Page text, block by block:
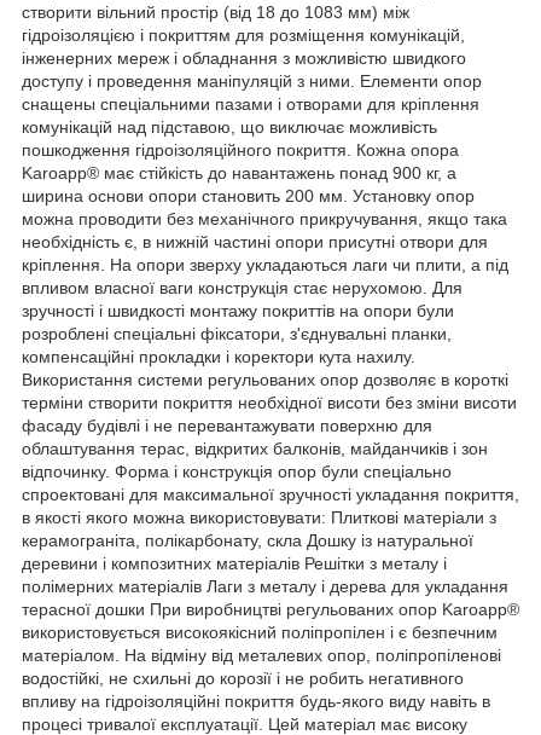
створити вільний простір (від 18 до 1083 мм) між
гідроізоляцією і покриттям для розміщення комунікацій,
інженерних мереж і обладнання з можливістю швидкого
доступу і проведення маніпуляцій з ними. Елементи опор
снащены спеціальними пазами і отворами для кріплення
комунікацій над підставою, що виключає можливість
пошкодження гідроізоляційного покриття. Кожна опора
Karoapp® має стійкість до навантажень понад 900 кг, а
ширина основи опори становить 200 мм. Установку опор
можна проводити без механічного прикручування, якщо така
необхідність є, в нижній частині опори присутні отвори для
кріплення. На опори зверху укладаються лаги чи плити, а під
впливом власної ваги конструкція стає нерухомою. Для
зручності і швидкості монтажу покриттів на опори були
розроблені спеціальні фіксатори, з'єднувальні планки,
компенсаційні прокладки і коректори кута нахилу.
Використання системи регульованих опор дозволяє в короткі
терміни створити покриття необхідної висоти без зміни висоти
фасаду будівлі і не перевантажувати поверхню для
облаштування терас, відкритих балконів, майданчиків і зон
відпочинку. Форма і конструкція опор були спеціально
спроектовані для максимальної зручності укладання покриття,
в якості якого можна використовувати: Плиткові матеріали з
керамограніта, полікарбонату, скла Дошку із натуральної
деревини і композитних матеріалів Решітки з металу і
полімерних матеріалів Лаги з металу і дерева для укладання
терасної дошки При виробництві регульованих опор Karoapp®
використовується високоякісний поліпропілен і є безпечним
матеріалом. На відміну від металевих опор, поліпропіленові
водостійкі, не схильні до корозії і не робить негативного
впливу на гідроізоляційні покриття будь-якого виду навіть в
процесі тривалої експлуатації. Цей матеріал має високу